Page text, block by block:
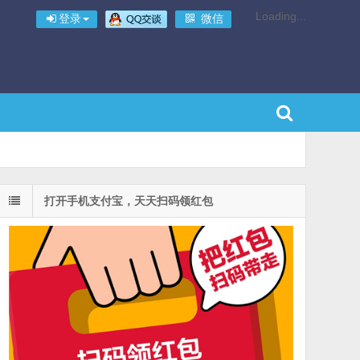
登录 微信 Loading...
打开手机支付宝，天天扫码领红包